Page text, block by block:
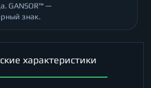
GANSOR™ —
знак.
характеристики